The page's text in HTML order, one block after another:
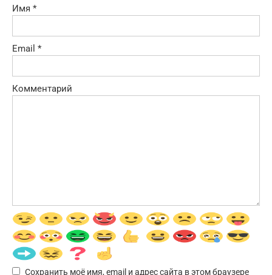
Имя *
Email *
Комментарий
Сохранить моё имя, email и адрес сайта в этом браузере